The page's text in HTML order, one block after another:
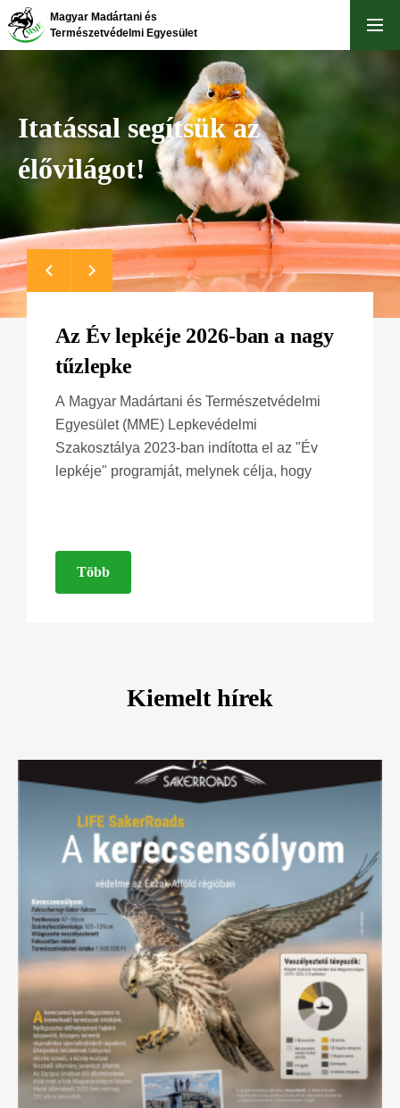
Ugrás
Magyar Madártani és
Természetvédelmi Egyesület
Itatással segítsük az
élővilágot!
Az Év lepkéje 2026-ban a nagy
tűzlepke
A Magyar Madártani és Természetvédelmi
Egyesület (MME) Lepkevédelmi
Szakosztálya 2023-ban indította el az "Év
lepkéje" programját, melynek célja, hogy
Több
Kiemelt hírek